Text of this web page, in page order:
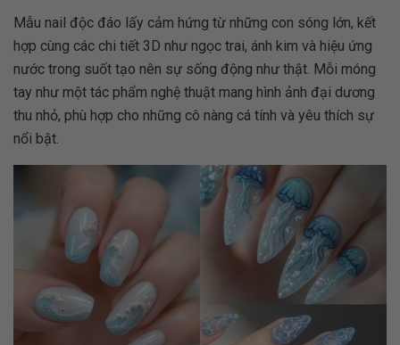
Mẫu nail độc đáo lấy cảm hứng từ những con sóng lớn, kết
hợp cùng các chi tiết 3D như ngọc trai, ánh kim và hiệu ứng
nước trong suốt tạo nên sự sống động như thật. Mỗi móng
tay như một tác phẩm nghệ thuật mang hình ảnh đại dương
thu nhỏ, phù hợp cho những cô nàng cá tính và yêu thích sự
nổi bật.